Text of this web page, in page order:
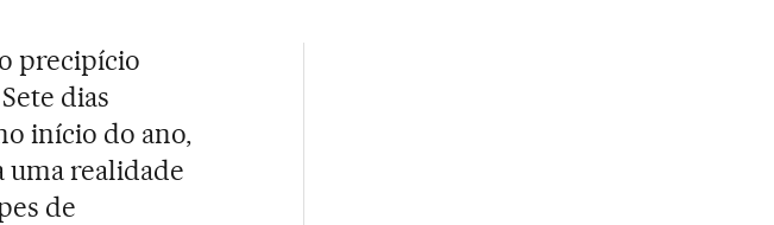
precipício
dias
início do ano,
uma realidade
de